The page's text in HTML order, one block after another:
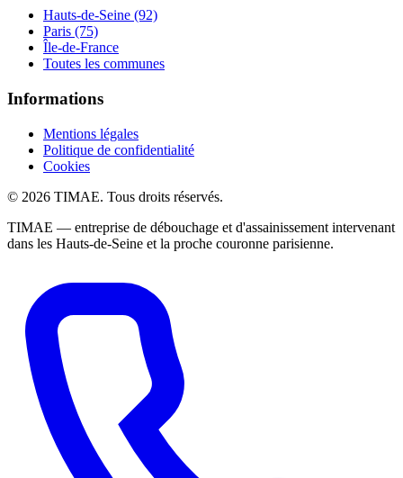
Hauts-de-Seine (92)
Paris (75)
Île-de-France
Toutes les communes
Informations
Mentions légales
Politique de confidentialité
Cookies
© 2026 TIMAE. Tous droits réservés.
TIMAE — entreprise de débouchage et d'assainissement intervenant
dans les Hauts-de-Seine et la proche couronne parisienne.